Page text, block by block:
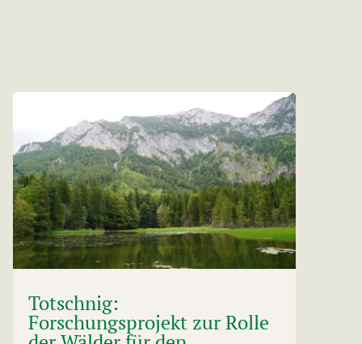
Totschnig:
Forschungsprojekt zur Rolle